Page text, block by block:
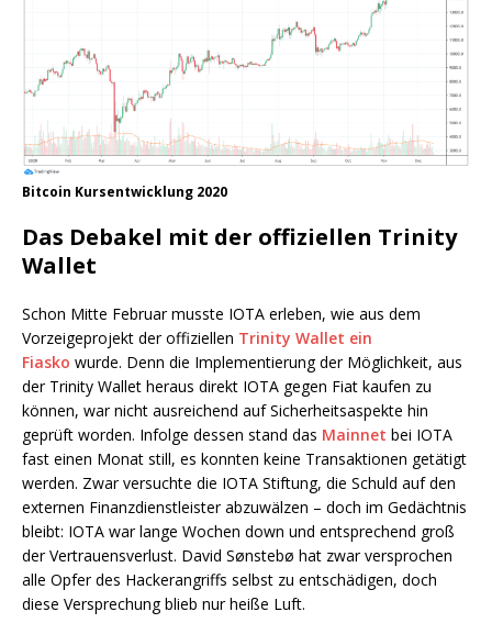
Bitcoin Kursentwicklung 2020
Das Debakel mit der offiziellen Trinity
Wallet
Schon Mitte Februar musste IOTA erleben, wie aus dem
Vorzeigeprojekt der offiziellen Trinity Wallet ein
Fiasko wurde. Denn die Implementierung der Möglichkeit, aus
der Trinity Wallet heraus direkt IOTA gegen Fiat kaufen zu
können, war nicht ausreichend auf Sicherheitsaspekte hin
geprüft worden. Infolge dessen stand das Mainnet bei IOTA
fast einen Monat still, es konnten keine Transaktionen getätigt
werden. Zwar versuchte die IOTA Stiftung, die Schuld auf den
externen Finanzdienstleister abzuwälzen – doch im Gedächtnis
bleibt: IOTA war lange Wochen down und entsprechend groß
der Vertrauensverlust. David Sønstebø hat zwar versprochen
alle Opfer des Hackerangriffs selbst zu entschädigen, doch
diese Versprechung blieb nur heiße Luft.